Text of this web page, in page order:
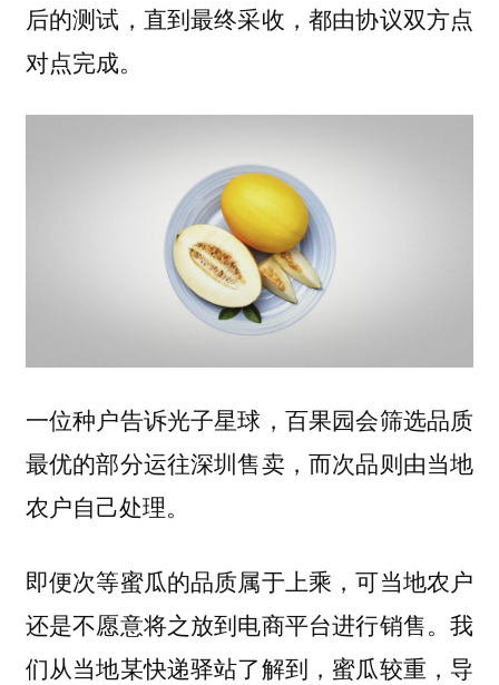
后的测试，直到最终采收，都由协议双方点
对点完成。
一位种户告诉光子星球，百果园会筛选品质
最优的部分运往深圳售卖，而次品则由当地
农户自己处理。
即便次等蜜瓜的品质属于上乘，可当地农户
还是不愿意将之放到电商平台进行销售。我
们从当地某快递驿站了解到，蜜瓜较重，导